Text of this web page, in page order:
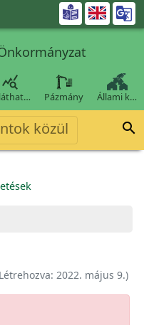


Pázmány Állami k…
közül 
2022. május 9.)